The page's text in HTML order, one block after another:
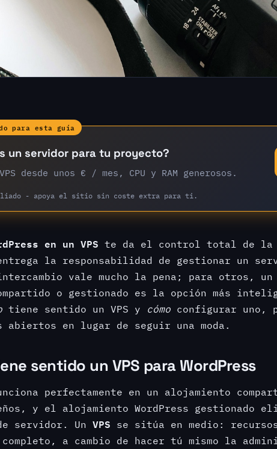
para esta guía
un servidor para tu proyecto?
desde unos € / mes, CPU y RAM generosos.
- apoya el sitio sin coste extra para ti.
en un VPS te da el control total de la
la responsabilidad de gestionar un
vale mucho la pena; para otros, un
o gestionado es la opción más
tiene sentido un VPS y cómo configurar uno,
abiertos en lugar de seguir una moda.
sentido un VPS para WordPress
perfectamente en un alojamiento
y el alojamiento WordPress gestionado
servidor. Un VPS se sitúa en medio:
a cambio de hacer tú mismo la